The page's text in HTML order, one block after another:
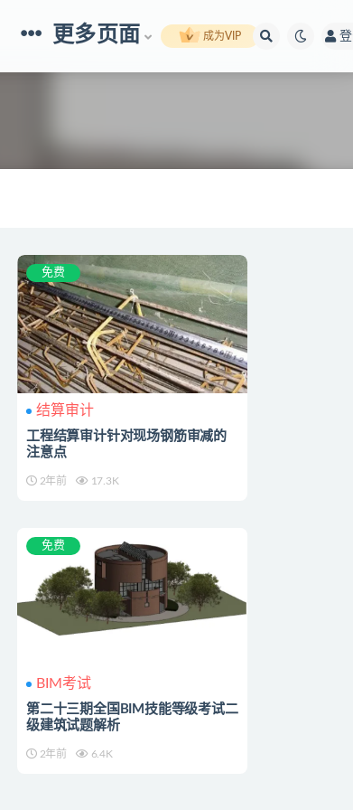
更多页面 成为VIP
免费
结算审计
工程结算审计针对现场钢筋审减的
注意点
2年前 17.3K
免费
BIM考试
第二十三期全国BIM技能等级考试二
级建筑试题解析
2年前 6.4K